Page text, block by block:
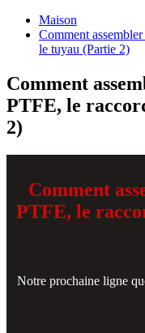
Maison
Comment
le tuyau (Partie 2)
Comment
PTFE, le
2)
Comment
PTFE, le
Notre prochaine ligne